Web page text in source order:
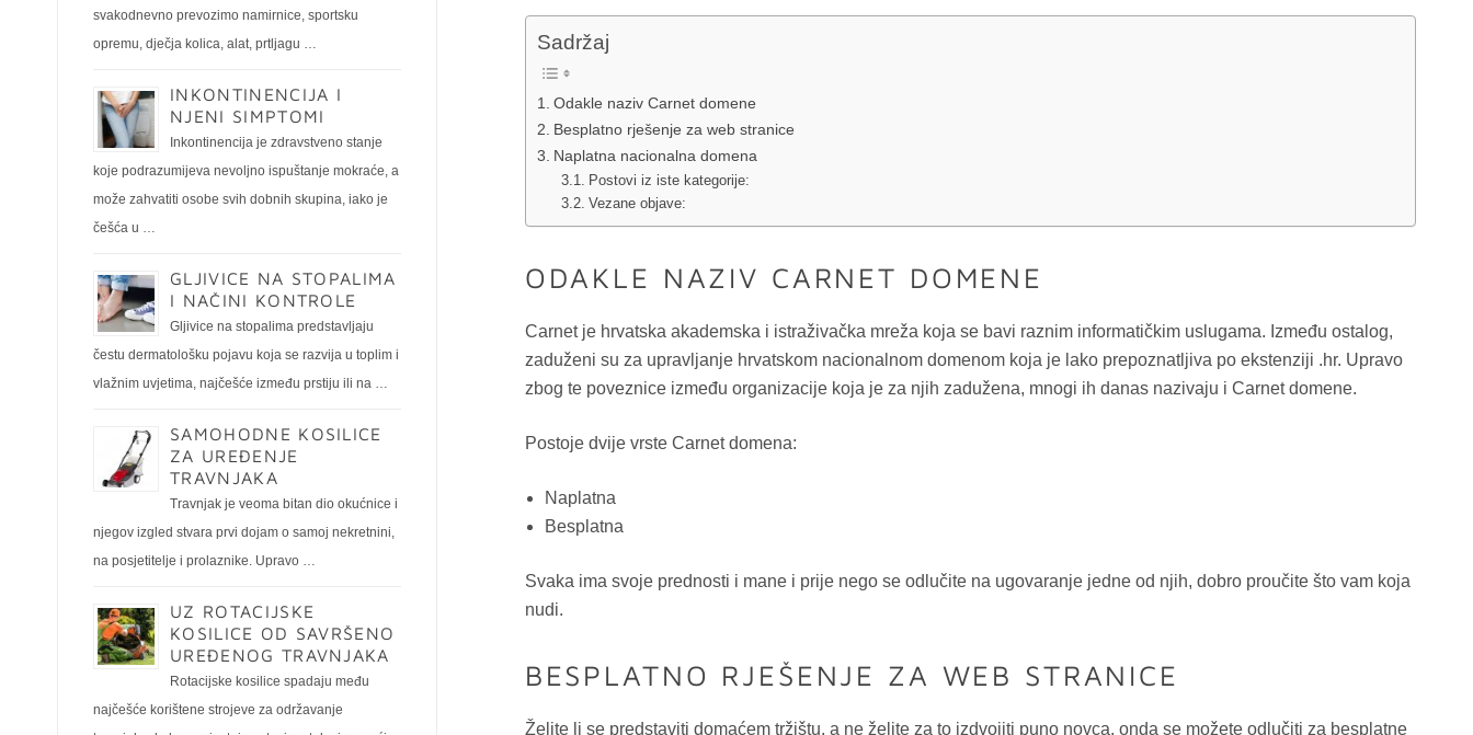
Sadržaj
Odakle naziv Carnet domene
Besplatno rješenje za web stranice
Naplatna nacionalna domena
Postovi iz iste kategorije:
Vezane objave:
ODAKLE NAZIV CARNET DOMENE
Carnet je hrvatska akademska i istraživačka mreža koja se bavi raznim informatičkim uslugama. Između ostalog,
zaduženi su za upravljanje hrvatskom nacionalnom domenom koja je lako prepoznatljiva po ekstenziji .hr. Upravo
zbog te poveznice između organizacije koja je za njih zadužena, mnogi ih danas nazivaju i Carnet domene.
Postoje dvije vrste Carnet domena:
Naplatna
Besplatna
Svaka ima svoje prednosti i mane i prije nego se odlučite na ugovaranje jedne od njih, dobro proučite što vam koja
nudi.
BESPLATNO RJEŠENJE ZA WEB STRANICE
Želite li se predstaviti domaćem tržištu, a ne želite za to izdvojiti puno novca, onda se možete odlučiti za besplatne
svakodnevno prevozimo namirnice, sportsku
opremu, dječja kolica, alat, prtljagu …
INKONTINENCIJA I
NJENI SIMPTOMI
Inkontinencija je zdravstveno stanje
koje podrazumijeva nevoljno ispuštanje mokraće, a
može zahvatiti osobe svih dobnih skupina, iako je
češća u …
GLJIVICE NA STOPALIMA
I NAČINI KONTROLE
Gljivice na stopalima predstavljaju
čestu dermatološku pojavu koja se razvija u toplim i
vlažnim uvjetima, najčešće između prstiju ili na …
SAMOHODNE KOSILICE
ZA UREĐENJE
TRAVNJAKA
Travnjak je veoma bitan dio okućnice i
njegov izgled stvara prvi dojam o samoj nekretnini,
na posjetitelje i prolaznike. Upravo …
UZ ROTACIJSKE
KOSILICE OD SAVRŠENO
UREĐENOG TRAVNJAKA
Rotacijske kosilice spadaju među
najčešće korištene strojeve za održavanje